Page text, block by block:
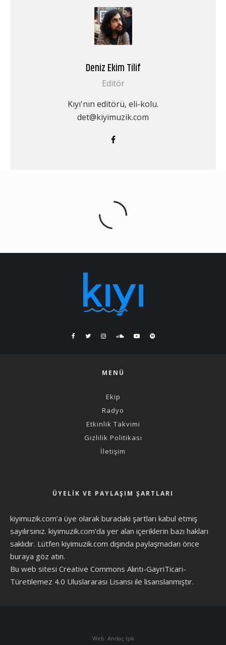
Deniz Ekim Tilif
Editör
Kıyı'nın editörü, eli-kolu.
det@kiyimuzik.com
MENÜ
Ekip
Radyo
Etkinlik Takvimi
Gizlilik Politikası
İletişim
ÜYELIK VE PAYLAŞIM ŞARTLARI
kiyimuzik.com’a üye olarak buradaki şartları kabul etmiş
sayılırsınız. kiyimuzik.com’da yer alan içeriklerin bazı hakları
saklıdır. Lütfen kiyimuzik.com dışında paylaşmadan önce
buraya göz atın.
Bu web sitesi Creative Commons Alıntı-GayriTicari-
Türetilemez 4.0 Uluslararası Lisansı ile lisanslanmıştır.
Web: Andaç Işık